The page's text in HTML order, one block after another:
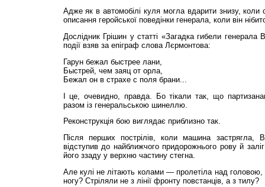
Адже як в автомобілі куля могла вдарити знизу, коли
описання геройської поведінки генерала, коли він
Дослідник Грішин у статті «Загадка гибели генерала
події взяв за епіграф слова Лєрмонтова:
Гарун бежал быстрее лани,
Быстрей, чем заяц от орла,
Бежал он в страхе с поля брани...
І це, очевидно, правда. Бо тікали так, що
разом із генеральською шинеллю.
Реконструкція бою виглядає приблизно так.
Після перших пострілів, коли машина застрягла,
відступив до найближчого придорожнього рову й
його ззаду у верхню частину стегна.
Але кулі не літають колами — пролетіла над головою,
ногу? Стріляли не з лінії фронту повстанців, а з тилу?